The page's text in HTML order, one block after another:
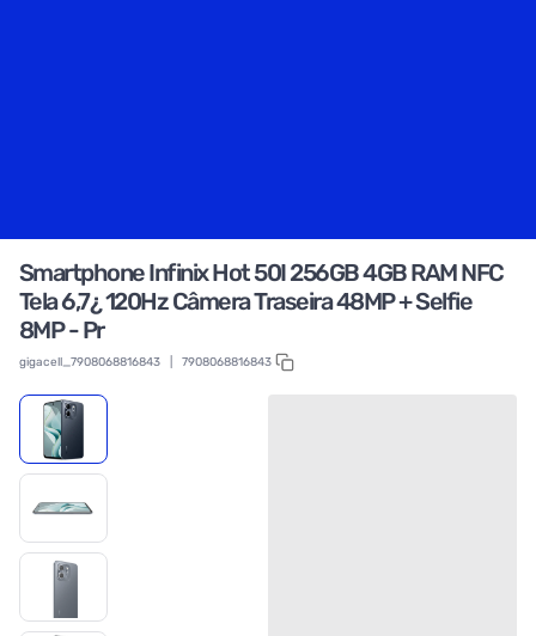
Smartphone Infinix Hot 50I 256GB 4GB RAM NFC
Tela 6,7¿ 120Hz Câmera Traseira 48MP + Selfie
8MP - Pr
gigacell_7908068816843 7908068816843